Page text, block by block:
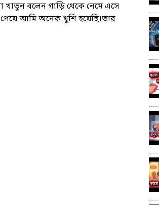
খাতুন বলেন গাড়ি থেকে নেমে এসে
আমি অনেক খুশি হয়েছি।তার